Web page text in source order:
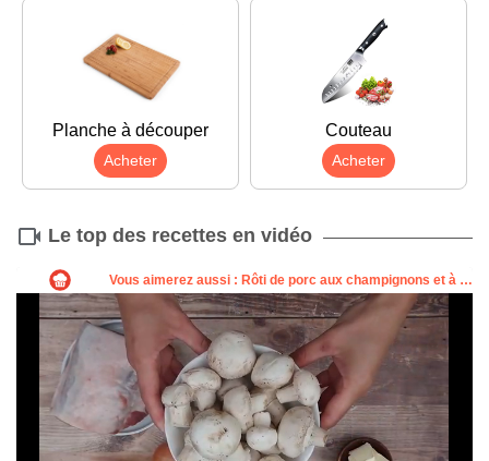
Planche à découper
Acheter
Couteau
Acheter
Le top des recettes en vidéo